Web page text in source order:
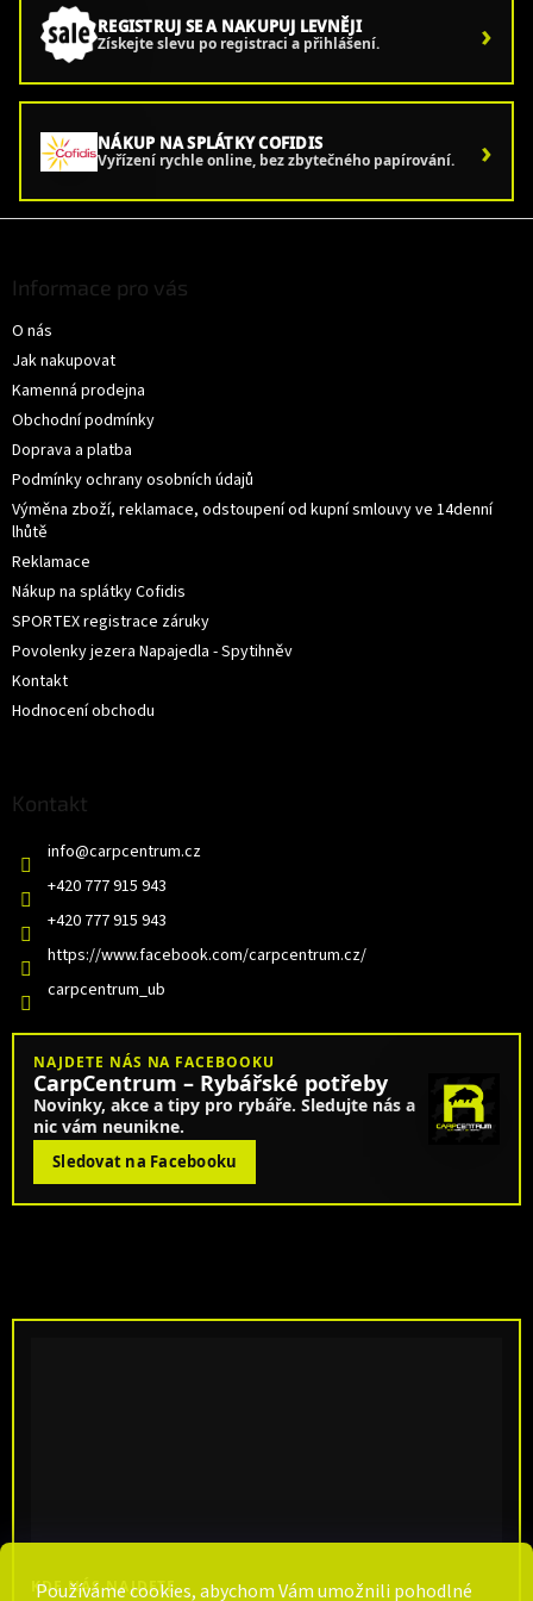
Používáme cookies, abychom Vám umožnili pohodlné
REGISTRUJ SE A NAKUPUJ LEVNĚJI
Získejte slevu po registraci a přihlášení. ›
NÁKUP NA SPLÁTKY COFIDIS
Vyřízení rychle online, bez zbytečného papírování. ›
Informace pro vás
O nás
Jak nakupovat
Kamenná prodejna
Obchodní podmínky
Doprava a platba
Podmínky ochrany osobních údajů
Výměna zboží, reklamace, odstoupení od kupní smlouvy ve 14denní
lhůtě
Reklamace
Nákup na splátky Cofidis
SPORTEX registrace záruky
Povolenky jezera Napajedla - Spytihněv
Kontakt
Hodnocení obchodu
Kontakt
info@carpcentrum.cz
+420 777 915 943
+420 777 915 943
https://www.facebook.com/carpcentrum.cz/
carpcentrum_ub
NAJDETE NÁS NA FACEBOOKU
CarpCentrum – Rybářské potřeby
Novinky, akce a tipy pro rybáře. Sledujte nás a
nic vám neunikne.
Sledovat na Facebooku
KDE NÁS NAJDETE